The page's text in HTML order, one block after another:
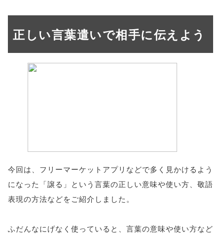
正しい言葉遣いで相手に伝えよう
今回は、フリーマーケットアプリなどで多く見かけるよう
になった「譲る」という言葉の正しい意味や使い方、敬語
表現の方法などをご紹介しました。
ふだんなにげなく使っていると、言葉の意味や使い方など